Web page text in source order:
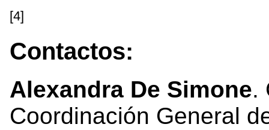
[4]
Contactos:
Alexandra De Simone.
Coordinación General